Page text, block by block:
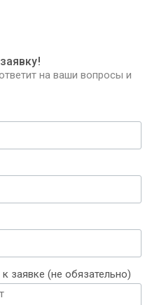
на ваши вопросы и
заявке (не обязательно)